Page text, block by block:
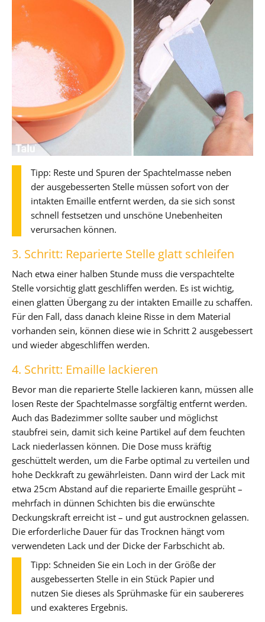
Tipp: Reste und Spuren der Spachtelmasse neben
der ausgebesserten Stelle müssen sofort von der
intakten Emaille entfernt werden, da sie sich sonst
schnell festsetzen und unschöne Unebenheiten
verursachen können.
3. Schritt: Reparierte Stelle glatt schleifen
Nach etwa einer halben Stunde muss die verspachtelte
Stelle vorsichtig glatt geschliffen werden. Es ist wichtig,
einen glatten Übergang zu der intakten Emaille zu schaffen.
Für den Fall, dass danach kleine Risse in dem Material
vorhanden sein, können diese wie in Schritt 2 ausgebessert
und wieder abgeschliffen werden.
4. Schritt: Emaille lackieren
Bevor man die reparierte Stelle lackieren kann, müssen alle
losen Reste der Spachtelmasse sorgfältig entfernt werden.
Auch das Badezimmer sollte sauber und möglichst
staubfrei sein, damit sich keine Partikel auf dem feuchten
Lack niederlassen können. Die Dose muss kräftig
geschüttelt werden, um die Farbe optimal zu verteilen und
hohe Deckkraft zu gewährleisten. Dann wird der Lack mit
etwa 25cm Abstand auf die reparierte Emaille gesprüht –
mehrfach in dünnen Schichten bis die erwünschte
Deckungskraft erreicht ist – und gut austrocknen gelassen.
Die erforderliche Dauer für das Trocknen hängt vom
verwendeten Lack und der Dicke der Farbschicht ab.
Tipp: Schneiden Sie ein Loch in der Größe der
ausgebesserten Stelle in ein Stück Papier und
nutzen Sie dieses als Sprühmaske für ein saubereres
und exakteres Ergebnis.